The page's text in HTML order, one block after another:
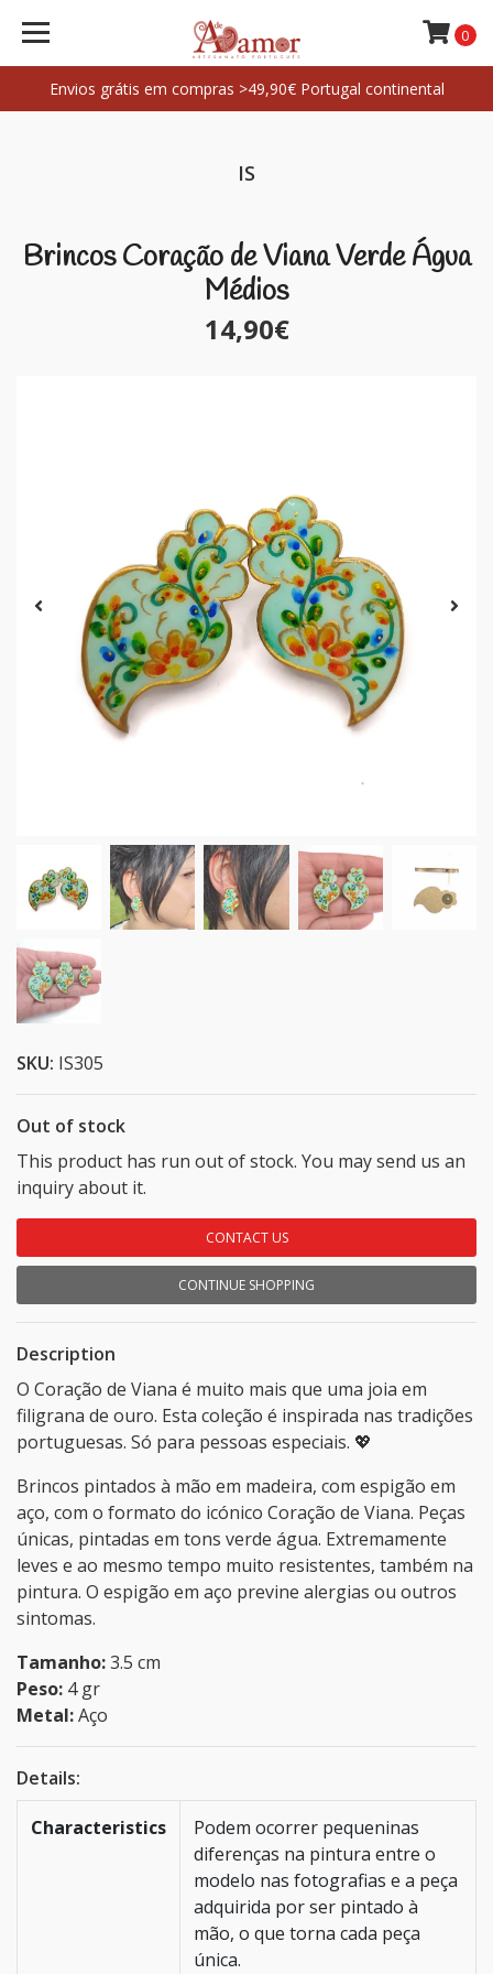
Envios grátis em compras >49,90€ Portugal continental
0
IS
Brincos Coração de Viana Verde Água
Médios
14,90€
SKU: IS305
Out of stock
This product has run out of stock. You may send us an
inquiry about it.
CONTACT US
CONTINUE SHOPPING
Description
O Coração de Viana é muito mais que uma joia em
filigrana de ouro. Esta coleção é inspirada nas tradições
portuguesas. Só para pessoas especiais. 💖
Brincos pintados à mão em madeira, com espigão em
aço, com o formato do icónico Coração de Viana. Peças
únicas, pintadas em tons verde água. Extremamente
leves e ao mesmo tempo muito resistentes, também na
pintura. O espigão em aço previne alergias ou outros
sintomas.
Tamanho:3.5 cm
Peso: 4 gr
Metal:Aço
Details:
Characteristics
Podem ocorrer pequeninas
diferenças na pintura entre o
modelo nas fotografias e a peça
adquirida por ser pintado à
mão, o que torna cada peça
única.